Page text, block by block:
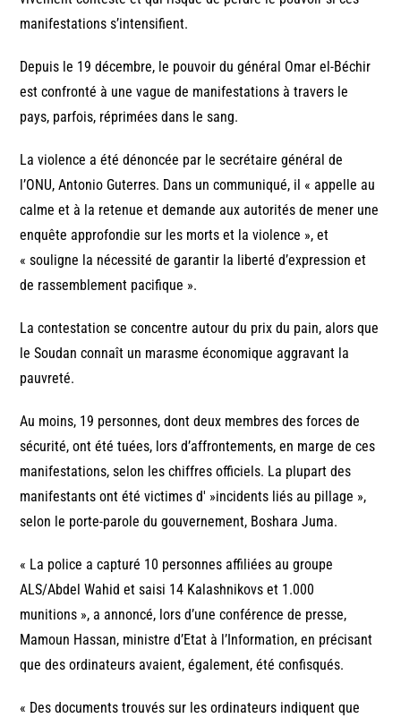
manifestations s’intensifient.
Depuis le 19 décembre, le pouvoir du général Omar el-Béchir
est confronté à une vague de manifestations à travers le
pays, parfois, réprimées dans le sang.
La violence a été dénoncée par le secrétaire général de
l’ONU, Antonio Guterres. Dans un communiqué, il « appelle au
calme et à la retenue et demande aux autorités de mener une
enquête approfondie sur les morts et la violence », et
« souligne la nécessité de garantir la liberté d’expression et
de rassemblement pacifique ».
La contestation se concentre autour du prix du pain, alors que
le Soudan connaît un marasme économique aggravant la
pauvreté.
Au moins, 19 personnes, dont deux membres des forces de
sécurité, ont été tuées, lors d’affrontements, en marge de ces
manifestations, selon les chiffres officiels. La plupart des
manifestants ont été victimes d' »incidents liés au pillage »,
selon le porte-parole du gouvernement, Boshara Juma.
« La police a capturé 10 personnes affiliées au groupe
ALS/Abdel Wahid et saisi 14 Kalashnikovs et 1.000
munitions », a annoncé, lors d’une conférence de presse,
Mamoun Hassan, ministre d’Etat à l’Information, en précisant
que des ordinateurs avaient, également, été confisqués.
« Des documents trouvés sur les ordinateurs indiquent que